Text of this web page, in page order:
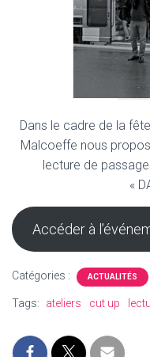
Dans le cadre de la
Malcoeffe nous
lecture de
«
Accéder à
Catégories : ACTUALITÉS
Tags: ateliers cut up